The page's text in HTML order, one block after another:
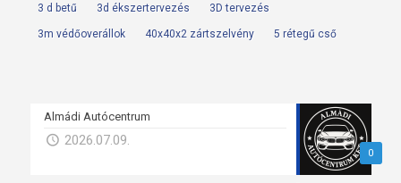
3 d betű 3d ékszertervezés 3D tervezés
3m védőoverállok 40x40x2 zártszelvény 5 rétegű cső
0
Almádi Autócentrum
2026.07.09.